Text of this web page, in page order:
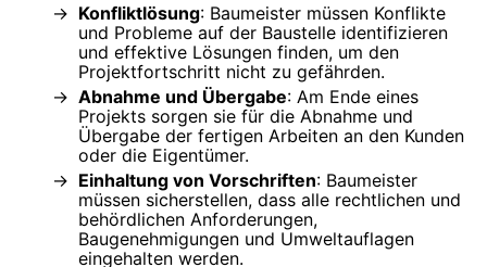
Konfliktlösung: Baumeister müssen Konflikte
und Probleme auf der Baustelle identifizieren
und effektive Lösungen finden, um den
Projektfortschritt nicht zu gefährden.
Abnahme und Übergabe: Am Ende eines
Projekts sorgen sie für die Abnahme und
Übergabe der fertigen Arbeiten an den Kunden
oder die Eigentümer.
Einhaltung von Vorschriften: Baumeister
müssen sicherstellen, dass alle rechtlichen und
behördlichen Anforderungen,
Baugenehmigungen und Umweltauflagen
eingehalten werden.